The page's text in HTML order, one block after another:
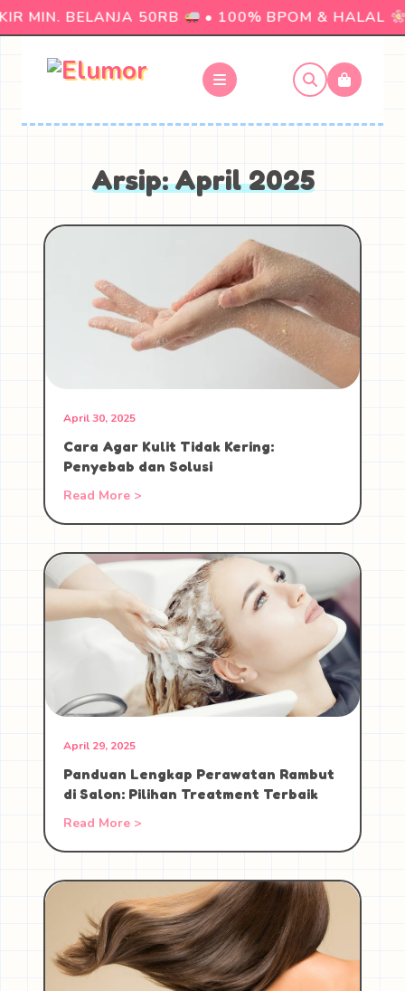
MIN. BELANJA 50RB • 100% BPOM & HALAL
Arsip: April 2025
April 30, 2025
Cara Agar Kulit Tidak Kering:
Penyebab dan Solusi
Read More >
April 29, 2025
Panduan Lengkap Perawatan Rambut
di Salon: Pilihan Treatment Terbaik
Read More >